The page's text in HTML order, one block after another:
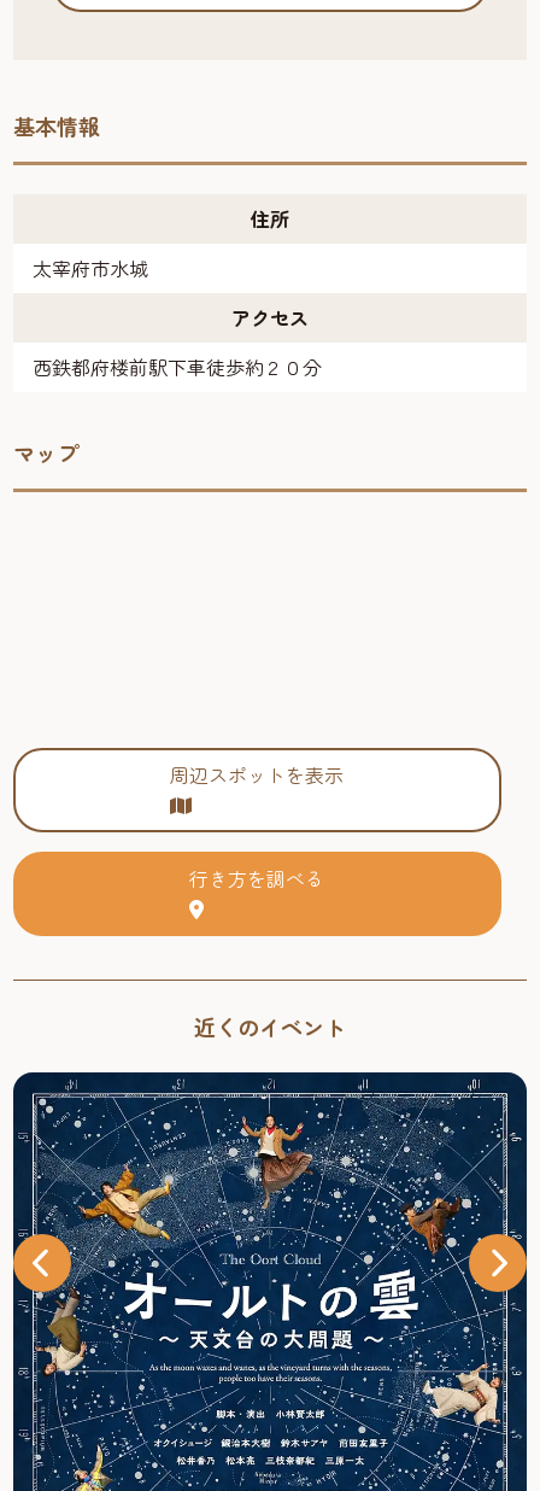
基本情報
住所
太宰府市水城
アクセス
西鉄都府楼前駅下車徒歩約２０分
マップ
周辺スポットを表示
行き方を調べる
近くのイベント